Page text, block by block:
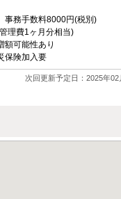
事務手数料8000円(税別)
理費1ヶ月分相当)
額可能性あり
保険加入要
次回更新予定日：2025年02